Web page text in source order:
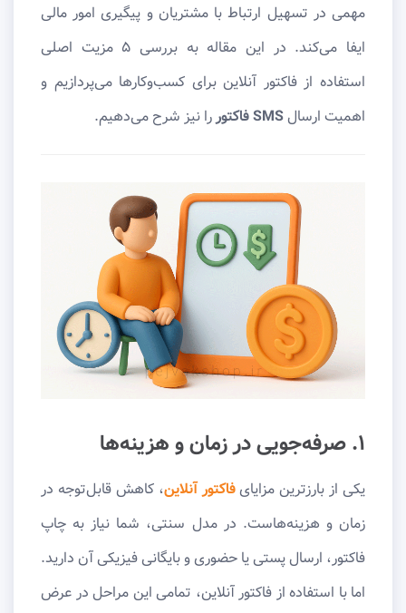
مهمی در تسهیل ارتباط با مشتریان و پیگیری امور مالی
ایفا می‌کند. در این مقاله به بررسی ۵ مزیت اصلی
استفاده از فاکتور آنلاین برای کسب‌وکارها می‌پردازیم و
اهمیت ارسالSMS فاکتور را نیز شرح می‌دهیم.
۱. صرفه‌جویی در زمان و هزینه‌ها
یکی از بارزترین مزایایفاکتور آنلاین، کاهش قابل‌توجه در
زمان و هزینه‌هاست. در مدل سنتی، شما نیاز به چاپ
فاکتور، ارسال پستی یا حضوری و بایگانی فیزیکی آن دارید.
اما با استفاده از فاکتور آنلاین، تمامی این مراحل در عرض